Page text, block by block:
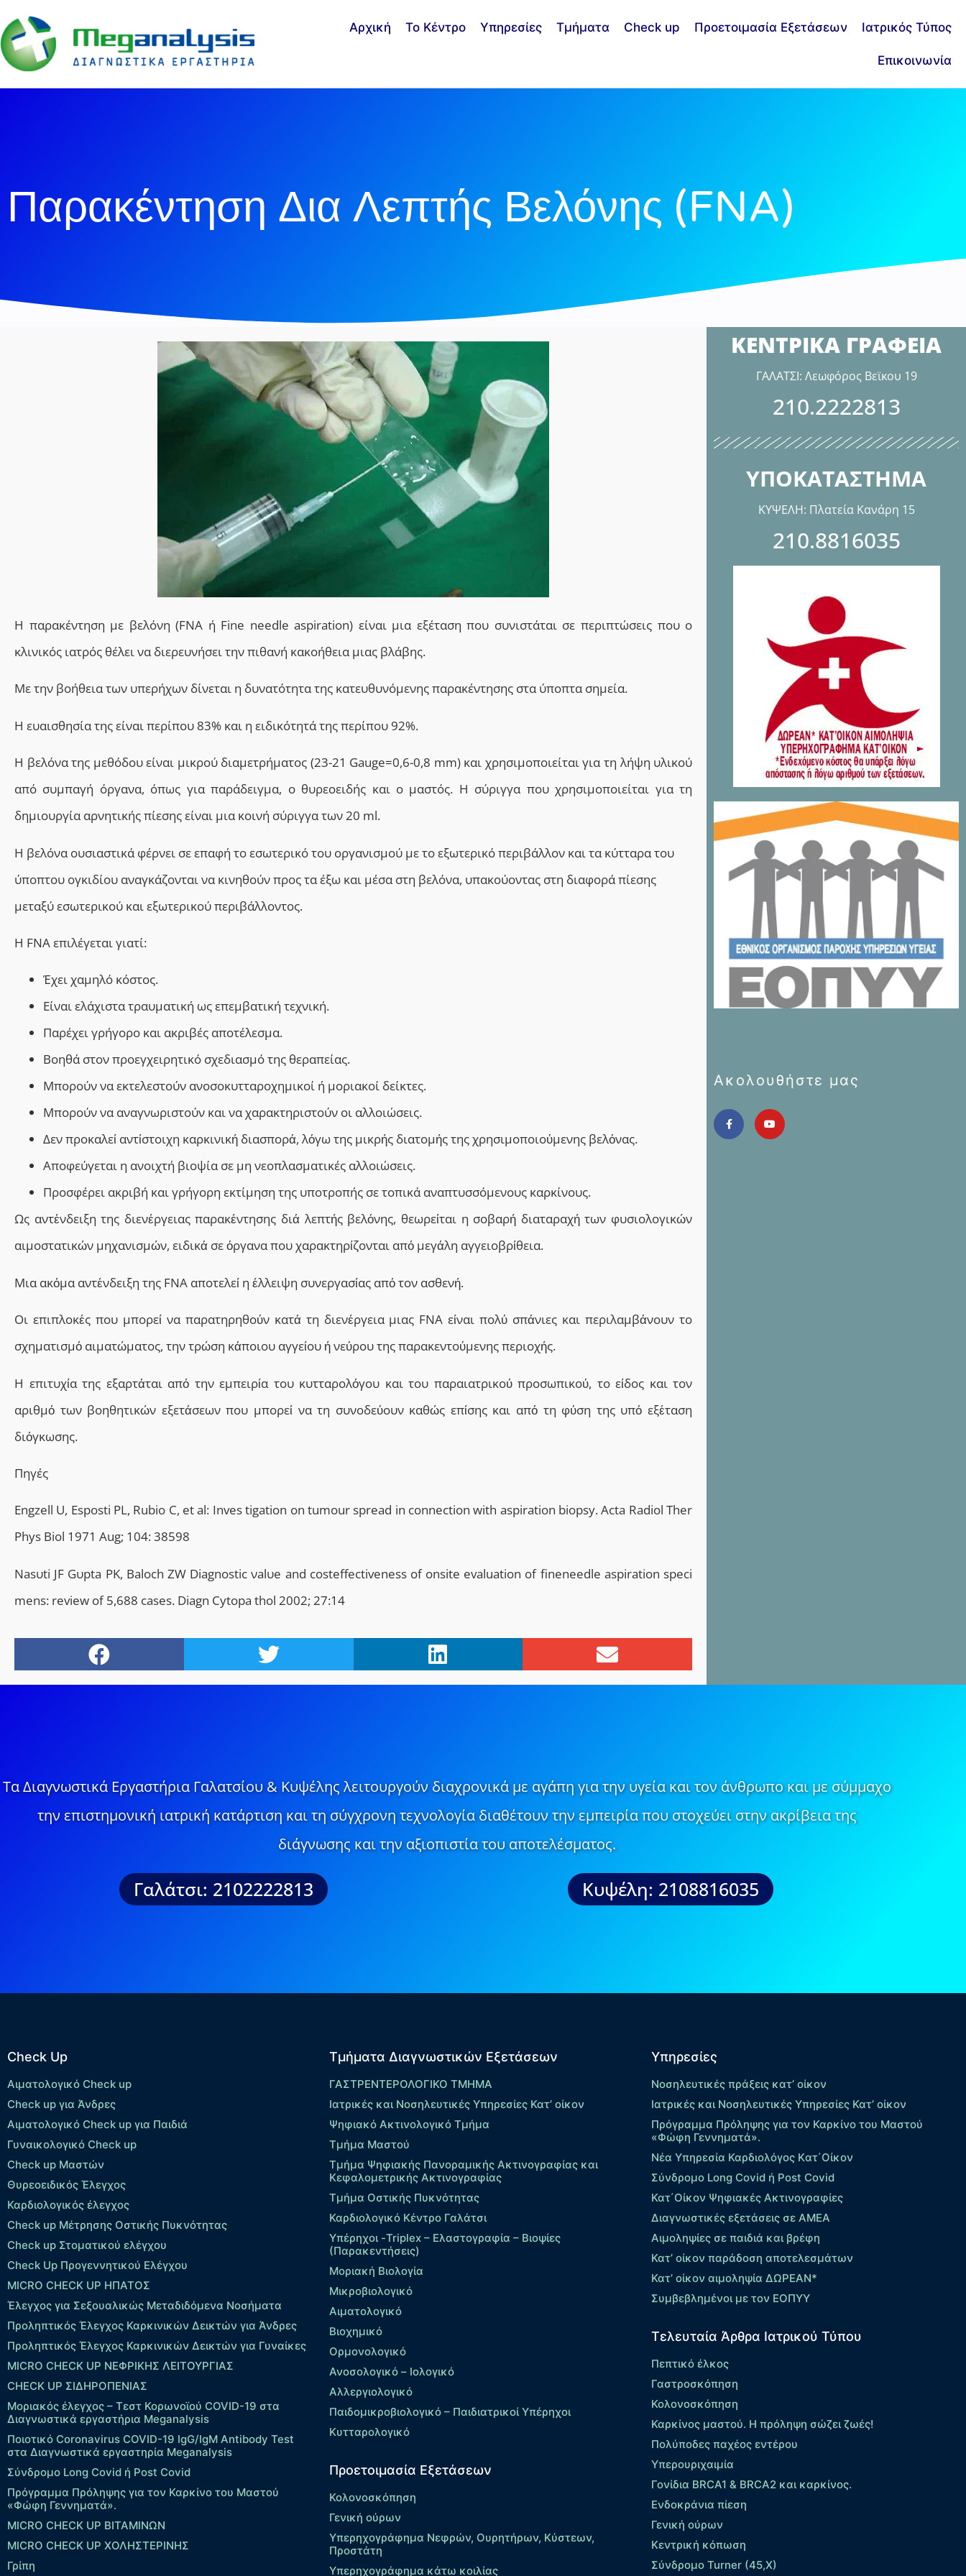
Αρχική Το Κέντρο Υπηρεσίες Τμήματα Check up Προετοιμασία Εξετάσεων Ιατρικός Τύπος
Επικοινωνία
Παρακέντηση Δια Λεπτής Βελόνης (FNA)
H παρακέντηση με βελόνη (FNA ή Fine needle aspiration) είναι μια εξέτασηπου συνιστάται σε περιπτώσεις που ο
κλινικός ιατρός θέλει να διερευνήσειτηνπιθανή κακοήθεια μιας βλάβης.
Με την βοήθεια των υπερήχων δίνεται η δυνατότητα της κατευθυνόμενης παρακέντησης στα ύποπτα σημεία.
H ευαισθησίατηςείναι περίπου 83% και η ειδικότητά τηςπερίπου 92%.
Η βελόνα της μεθόδουείναι μικρού διαμετρήματος (23-21 Gauge=0,6-0,8 mm) και χρησιμοποιείται για τη λήψη υλικού
από συμπαγή όργανα, όπως για παράδειγμα, ο θυρεοειδής και ο μαστός. Η σύριγγα που χρησιμοποιείται για τη
δημιουργία αρνητικής πίεσης είναι μια κοινή σύριγγα των 20 ml.
Η βελόνα ουσιαστικά φέρνει σε επαφή το εσωτερικό του οργανισμού με το εξωτερικό περιβάλλον και τα κύτταρα του
ύποπτου ογκιδίου αναγκάζονται να κινηθούν προς τα έξω και μέσα στη βελόνα, υπακούοντας στη διαφορά πίεσης
μεταξύ εσωτερικού και εξωτερικού περιβάλλοντος.
Η FNAεπιλέγεται γιατί:
Έχει χαμηλό κόστος.
Είναι ελάχιστα τραυματική ως επεμβατική τεχνική.
Παρέχει γρήγορο και ακριβές αποτέλεσμα.
Βοηθά στον προεγχειρητικό σχεδιασμό της θεραπείας.
Μπορούν ναεκτελεστούν ανοσοκυτταροχημικοί ή μοριακοί δείκτες.
Μπορούν να αναγνωριστούν και να χαρακτηριστούν οι αλλοιώσεις.
Δεν προκαλεί αντίστοιχη καρκινική διασπορά, λόγω της μικρής διατομής της χρησιμοποιούμενης βελόνας.
Αποφεύγεται η ανοιχτή βιοψία σε μη νεοπλασματικές αλλοιώσεις.
Προσφέρει ακριβή και γρήγορη εκτίμηση της υποτροπής σε τοπικά αναπτυσσόμενους καρκίνους.
Ως αντένδειξη της διενέργειας παρακέντησης διά λεπτής βελόνης, θεωρείται η σοβαρή διαταραχή των φυσιολογικών
αιμοστατικών μηχανισμών, ειδικά σε όργανα που χαρακτηρίζονται από μεγάλη αγγειοβρίθεια.
Μια ακόμα αντένδειξη της FNA αποτελεί η έλλειψη συνεργασίας από τον ασθενή.
Οι επιπλοκές που μπορεί να παρατηρηθούν κατά τη διενέργεια μιας FNA είναι πολύ σπάνιες και περιλαμβάνουν το
σχηματισμό αιματώματος, την τρώση κάποιου αγγείου ή νεύρου της παρακεντούμενης περιοχής.
Η επιτυχία της εξαρτάται από την εμπειρία του κυτταρολόγου καιτου παραιατρικού προσωπικού, το είδος και τον
αριθμό των βοηθητικών εξετάσεων που μπορεί να τη συνοδεύουν καθώς επίσης και από τη φύση της υπό εξέταση
διόγκωσης.
Πηγές
Engzell U, Esposti PL, Rubio C, et al: Inves tigation on tumour spread in connection with aspiration biopsy. Acta Radiol Ther
Phys Biol 1971 Aug; 104: 38598
Νasυti JF Gυpta PK, Baloch ZW Diagnostic νalυe and costeffectiveness of οnsite evaluation of fineneedle aspiration speci
mens: review of 5,688 cases. Diagn Cytopa thol 2002; 27:14
ΚΕΝΤΡΙΚΑ ΓΡΑΦΕΙΑ
ΓΑΛΑΤΣΙ: Λεωφόρος Βεϊκου 19
210.2222813
ΥΠΟΚΑΤΑΣΤΗΜΑ
ΚΥΨΕΛΗ: Πλατεία Κανάρη 15
210.8816035
Ακολουθήστε μας
Τα Διαγνωστικά Εργαστήρια Γαλατσίου & Κυψέλης λειτουργούν διαχρονικά με αγάπη για την υγεία και τον άνθρωπο και με σύμμαχο
την επιστημονική ιατρική κατάρτιση και τη σύγχρονη τεχνολογία διαθέτουν την εμπειρία που στοχεύει στην ακρίβεια της
διάγνωσης και την αξιοπιστία του αποτελέσματος.
Γαλάτσι: 2102222813 Κυψέλη: 2108816035
Check Up
Αιματολογικό Check up
Check up για Άνδρες
Αιματολογικό Check up για Παιδιά
Γυναικολογικό Check up
Check up Μαστών
Θυρεοειδικός Έλεγχος
Καρδιολογικός έλεγχος
Check up Mέτρησης Οστικής Πυκνότητας
Check up Στοματικού ελέγχου
Check Up Προγεννητικού Ελέγχου
MICRO CHECK UP HΠΑΤΟΣ
Έλεγχος για Σεξουαλικώς Μεταδιδόμενα Νοσήματα
Προληπτικός Έλεγχος Καρκινικών Δεικτών για Άνδρες
Προληπτικός Έλεγχος Καρκινικών Δεικτών για Γυναίκες
MICRO CHECK UP ΝΕΦΡΙΚΗΣ ΛΕΙΤΟΥΡΓΙΑΣ
CHECK UP ΣΙΔΗΡΟΠΕΝΙΑΣ
Μοριακός έλεγχος – Τεστ Κορωνοϊού COVID-19 στα
Διαγνωστικά εργαστήρια Meganalysis
Ποιοτικό Coronavirus COVID-19 IgG/IgM Antibody Test
στα Διαγνωστικά εργαστηρία Meganalysis
Σύνδρομο Long Covid ή Post Covid
Πρόγραμμα Πρόληψης για τον Καρκίνο του Μαστού
«Φώφη Γεννηματά».
MICRO CHECK UP ΒΙΤΑΜΙΝΩΝ
MICRO CHECK UP ΧΟΛΗΣΤΕΡΙΝΗΣ
Γρίπη
Τμήματα Διαγνωστικών Εξετάσεων
ΓΑΣΤΡΕΝΤΕΡΟΛΟΓΙΚΟ ΤΜΗΜΑ
Ιατρικές και Νοσηλευτικές Υπηρεσίες Κατ’ οίκον
Ψηφιακό Ακτινολογικό Τμήμα
Τμήμα Μαστού
Τμήμα Ψηφιακής Πανοραμικής Ακτινογραφίας και
Κεφαλομετρικής Ακτινογραφίας
Τμήμα Οστικής Πυκνότητας
Καρδιολογικό Κέντρο Γαλάτσι
Υπέρηχοι -Triplex – Eλαστογραφία – Βιοψίες
(Παρακεντήσεις)
Μοριακή Βιολογία
Μικροβιολογικό
Αιματολογικό
Βιοχημικό
Ορμονολογικό
Ανοσολογικό – Ιολογικό
Αλλεργιολογικό
Παιδομικροβιολογικό – Παιδιατρικοί Υπέρηχοι
Κυτταρολογικό
Προετοιμασία Εξετάσεων
Κολονοσκόπηση
Γενική ούρων
Υπερηχογράφημα Νεφρών, Ουρητήρων, Κύστεων,
Προστάτη
Υπερηχογράφημα κάτω κοιλίας
Υπηρεσίες
Νοσηλευτικές πράξεις κατ’ οίκον
Ιατρικές και Νοσηλευτικές Υπηρεσίες Κατ’ οίκον
Πρόγραμμα Πρόληψης για τον Καρκίνο του Μαστού
«Φώφη Γεννηματά».
Νέα Υπηρεσία Καρδιολόγος Kατ΄Οίκον
Σύνδρομο Long Covid ή Post Covid
Κατ΄Οίκον Ψηφιακές Ακτινογραφίες
Διαγνωστικές εξετάσεις σε ΑΜΕΑ
Αιμοληψίες σε παιδιά και βρέφη
Κατ’ οίκον παράδοση αποτελεσμάτων
Κατ’ οίκον αιμοληψία ΔΩΡΕΑΝ*
Συμβεβλημένοι με τον ΕΟΠΥΥ
Τελευταία Άρθρα Ιατρικού Τύπου
Πεπτικό έλκος
Γαστροσκόπηση
Κολονοσκόπηση
Καρκίνος μαστού. Η πρόληψη σώζει ζωές!
Πολύποδες παχέος εντέρου
Yπερουριχαιμία
Γονίδια BRCA1 & BRCA2 και καρκίνος.
Ενδοκράνια πίεση
Γενική ούρων
Κεντρική κόπωση
Σύνδρομο Turner (45,X)